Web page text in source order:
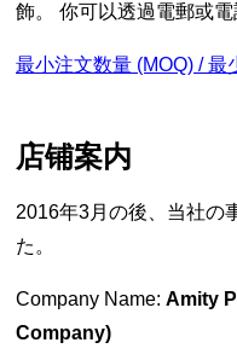
飾。 你可以透過電郵或電
最小注文数量 (MOQ) /
店铺案内
2016年3月の後、当社の事務所は下記住所に移転しまし
た。
Company Name: Amity
Company)